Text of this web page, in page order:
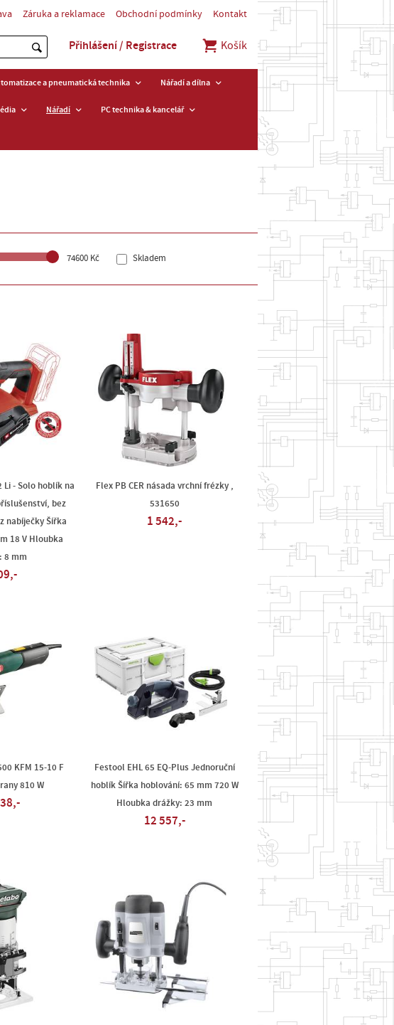
Záruka a reklamace Obchodní podmínky Kontakt
Přihlášení / Registrace Košík
a pneumatická technika Nářadí a dílna
Nářadí PC technika & kancelář
74600 Kč Skladem
Li - Solo hoblík na
bez
nabíječky Šířka
18 V Hloubka
8 mm
Flex PB CER násada vrchní frézky ,
531650
1 542,-
KFM 15-10 F
810 W
Festool EHL 65 EQ-Plus Jednoruční
hoblík Šířka hoblování: 65 mm 720 W
Hloubka drážky: 23 mm
12 557,-